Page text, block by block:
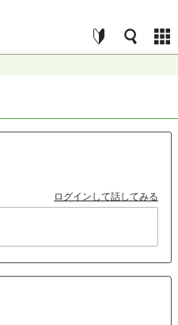
ログインして話してみる